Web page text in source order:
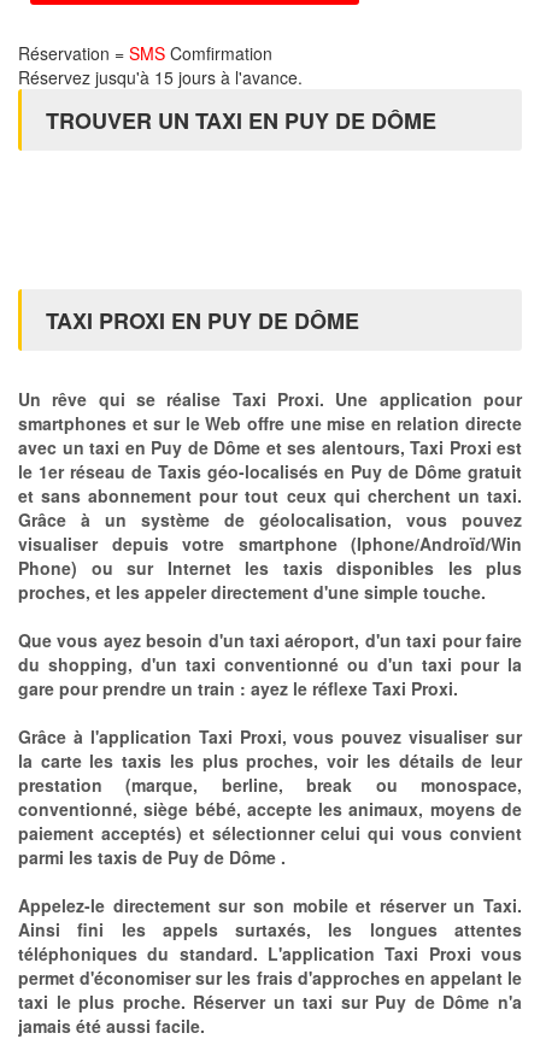
Réservation = SMS Comfirmation
Réservez jusqu'à 15 jours à l'avance.
TROUVER UN TAXI EN PUY DE DÔME
TAXI PROXI EN PUY DE DÔME
Un rêve qui se réalise Taxi Proxi. Une application pour
smartphones et sur le Web offre une mise en relation directe
avec un taxi en Puy de Dôme et ses alentours, Taxi Proxi est
le 1er réseau de Taxis géo-localisés en Puy de Dôme gratuit
et sans abonnement pour tout ceux qui cherchent un taxi.
Grâce à un système de géolocalisation, vous pouvez
visualiser depuis votre smartphone (Iphone/Androïd/Win
Phone) ou sur Internet les taxis disponibles les plus
proches, et les appeler directement d'une simple touche.
Que vous ayez besoin d'un taxi aéroport, d'un taxi pour faire
du shopping, d'un taxi conventionné ou d'un taxi pour la
gare pour prendre un train : ayez le réflexe Taxi Proxi.
Grâce à l'application Taxi Proxi, vous pouvez visualiser sur
la carte les taxis les plus proches, voir les détails de leur
prestation (marque, berline, break ou monospace,
conventionné, siège bébé, accepte les animaux, moyens de
paiement acceptés) et sélectionner celui qui vous convient
parmi les taxis de Puy de Dôme .
Appelez-le directement sur son mobile et réserver un Taxi.
Ainsi fini les appels surtaxés, les longues attentes
téléphoniques du standard. L'application Taxi Proxi vous
permet d'économiser sur les frais d'approches en appelant le
taxi le plus proche. Réserver un taxi sur Puy de Dôme n'a
jamais été aussi facile.